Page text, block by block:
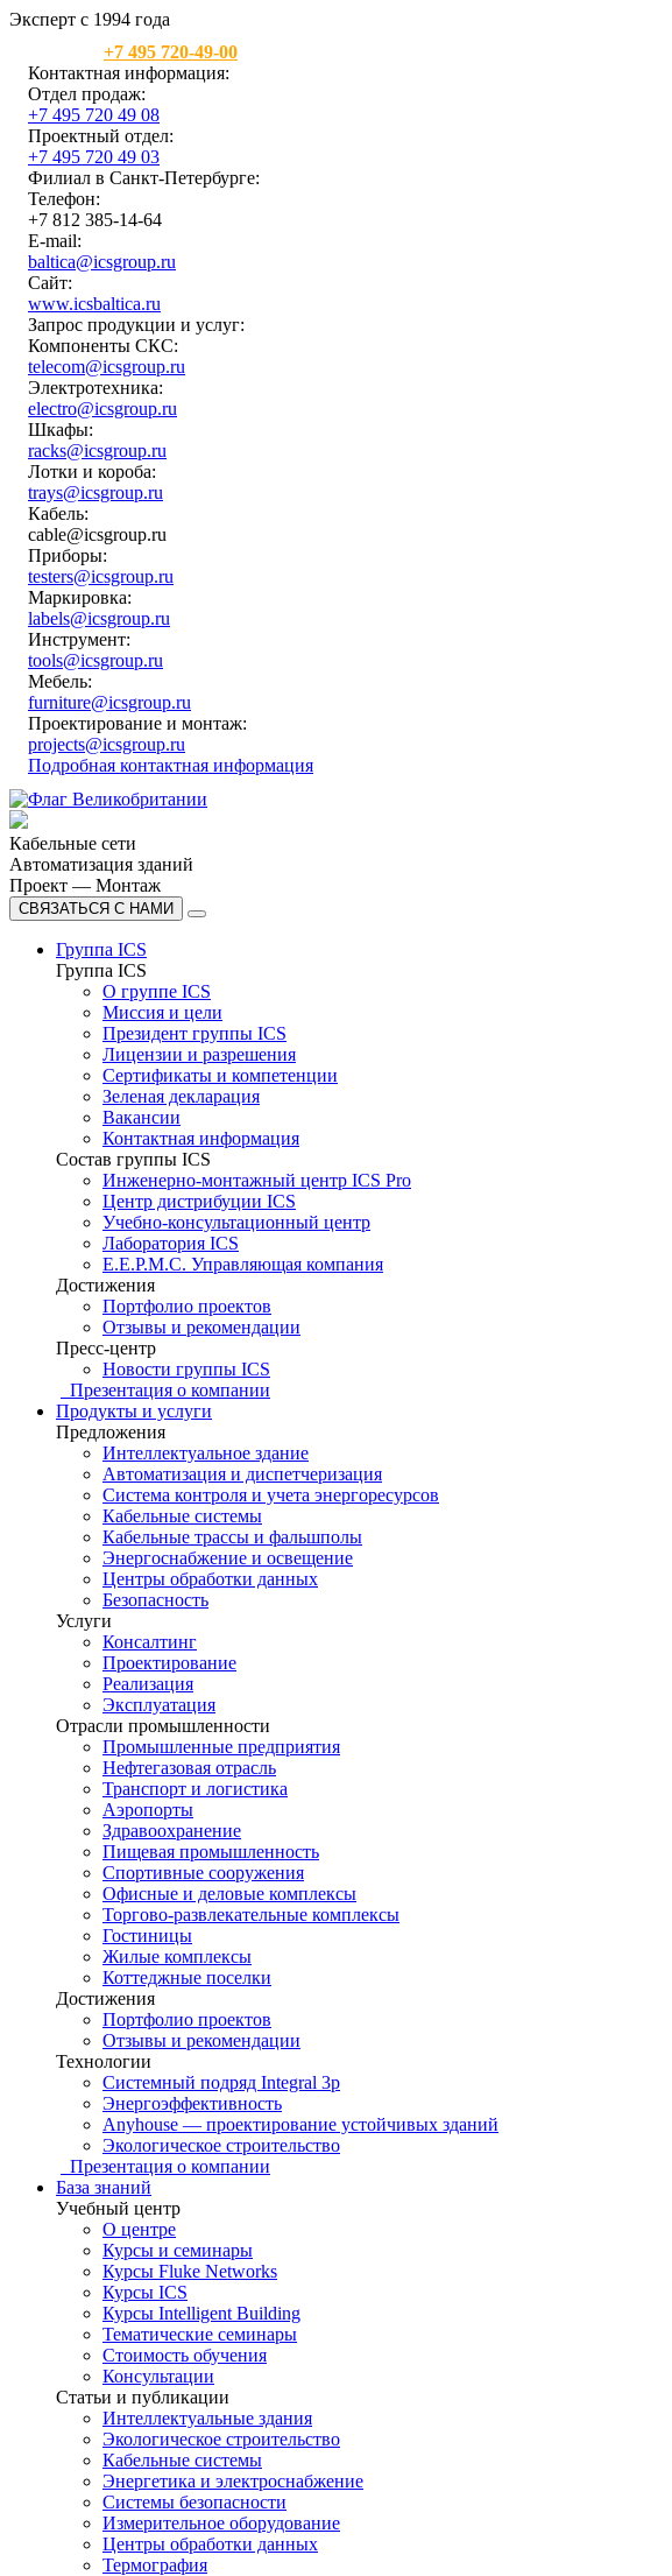
Эксперт с 1994 года
+7 495 720-49-00
Контактная информация:
Отдел продаж:
+7 495 720 49 08
Проектный отдел:
+7 495 720 49 03
Филиал в Санкт-Петербурге:
Телефон:
+7 812 385-14-64
E-mail:
baltica@icsgroup.ru
Сайт:
www.icsbaltica.ru
Запрос продукции и услуг:
Компоненты СКС:
telecom@icsgroup.ru
Электротехника:
electro@icsgroup.ru
Шкафы:
racks@icsgroup.ru
Лотки и короба:
trays@icsgroup.ru
Кабель:
cable@icsgroup.ru
Приборы:
testers@icsgroup.ru
Маркировка:
labels@icsgroup.ru
Инструмент:
tools@icsgroup.ru
Мебель:
furniture@icsgroup.ru
Проектирование и монтаж:
projects@icsgroup.ru
Подробная контактная информация
Кабельные сети
Автоматизация зданий
Проект — Монтаж
СВЯЗАТЬСЯ С НАМИ
Группа ICS
Группа ICS
О группе ICS
Миссия и цели
Президент группы ICS
Лицензии и разрешения
Сертификаты и компетенции
Зеленая декларация
Вакансии
Контактная информация
Состав группы ICS
Инженерно-монтажный центр ICS Pro
Центр дистрибуции ICS
Учебно-консультационный центр
Лаборатория ICS
E.E.P.M.C. Управляющая компания
Достижения
Портфолио проектов
Отзывы и рекомендации
Пресс-центр
Новости группы ICS
Презентация о компании
Продукты и услуги
Предложения
Интеллектуальное здание
Автоматизация и диспетчеризация
Система контроля и учета энергоресурсов
Кабельные системы
Кабельные трассы и фальшполы
Энергоснабжение и освещение
Центры обработки данных
Безопасность
Услуги
Консалтинг
Проектирование
Реализация
Эксплуатация
Отрасли промышленности
Промышленные предприятия
Нефтегазовая отрасль
Транспорт и логистика
Аэропорты
Здравоохранение
Пищевая промышленность
Спортивные сооружения
Офисные и деловые комплексы
Торгово-развлекательные комплексы
Гостиницы
Жилые комплексы
Коттеджные поселки
Достижения
Портфолио проектов
Отзывы и рекомендации
Технологии
Системный подряд Integral 3p
Энергоэффективность
Anyhouse — проектирование устойчивых зданий
Экологическое строительство
Презентация о компании
База знаний
Учебный центр
О центре
Курсы и семинары
Курсы Fluke Networks
Курсы ICS
Курсы Intelligent Building
Тематические семинары
Стоимость обучения
Консультации
Статьи и публикации
Интеллектуальные здания
Экологическое строительство
Кабельные системы
Энергетика и электроснабжение
Системы безопасности
Измерительное оборудование
Центры обработки данных
Термография